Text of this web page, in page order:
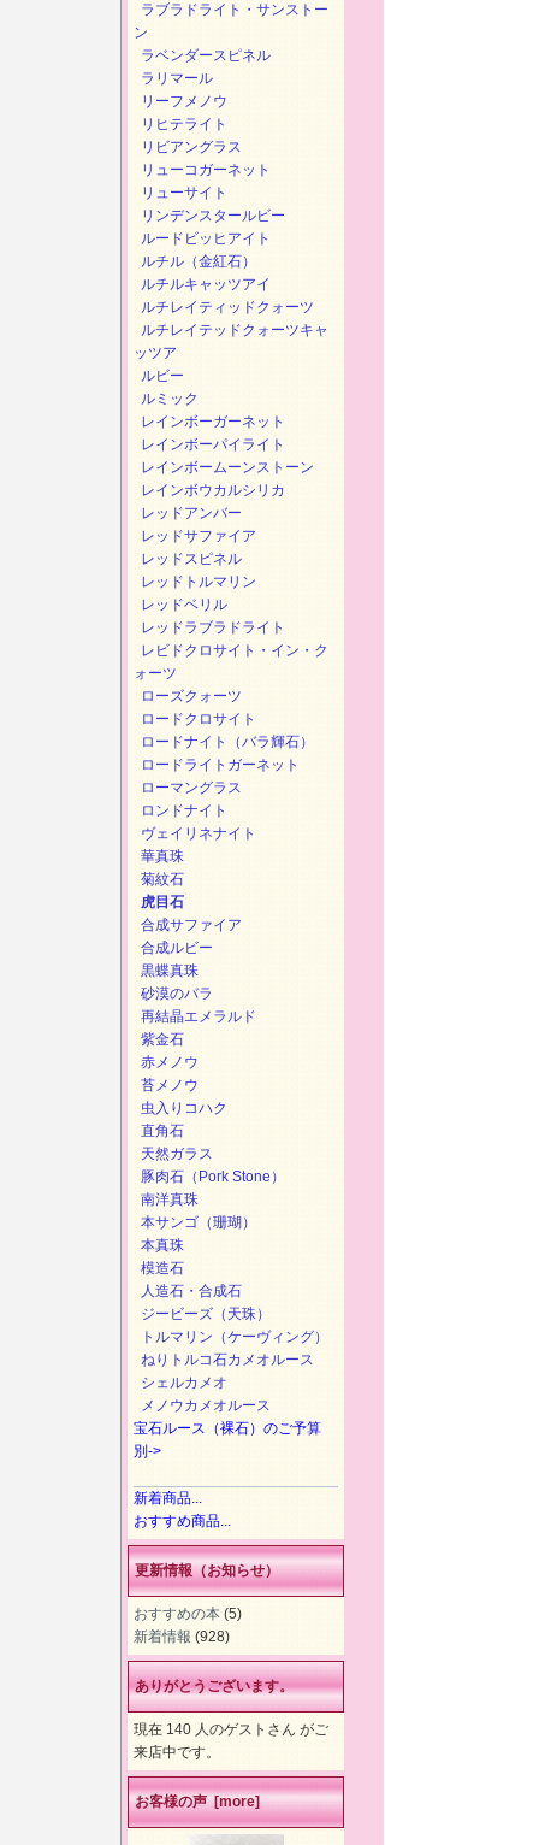
ラブラドライト・サンストー
ン
ラベンダースピネル
ラリマール
リーフメノウ
リヒテライト
リビアングラス
リューコガーネット
リューサイト
リンデンスタールビー
ルードビッヒアイト
ルチル（金紅石）
ルチルキャッツアイ
ルチレイティッドクォーツ
ルチレイテッドクォーツキャ
ッツア
ルビー
ルミック
レインボーガーネット
レインボーパイライト
レインボームーンストーン
レインボウカルシリカ
レッドアンバー
レッドサファイア
レッドスピネル
レッドトルマリン
レッドベリル
レッドラブラドライト
レビドクロサイト・イン・ク
ォーツ
ローズクォーツ
ロードクロサイト
ロードナイト（バラ輝石）
ロードライトガーネット
ローマングラス
ロンドナイト
ヴェイリネナイト
華真珠
菊紋石
虎目石
合成サファイア
合成ルビー
黒蝶真珠
砂漠のバラ
再結晶エメラルド
紫金石
赤メノウ
苔メノウ
虫入りコハク
直角石
天然ガラス
豚肉石（Pork Stone）
南洋真珠
本サンゴ（珊瑚）
本真珠
模造石
人造石・合成石
ジービーズ（天珠）
トルマリン（ケーヴィング）
ねりトルコ石カメオルース
シェルカメオ
メノウカメオルース
宝石ルース（裸石）のご予算
別->
新着商品...
おすすめ商品...
更新情報（お知らせ）
おすすめの本 (5)
新着情報 (928)
ありがとうございます。
現在 140 人のゲストさん がご
来店中です。
お客様の声 [more]